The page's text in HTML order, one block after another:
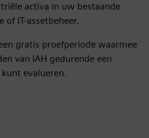
activa in uw bestaande
of IT-assetbeheer.
gratis proefperiode waarmee
van IAH gedurende een
evalueren.